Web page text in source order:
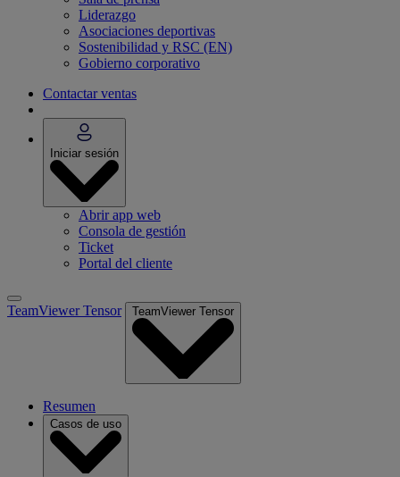
Liderazgo
Asociaciones deportivas
Sostenibilidad y RSC (EN)
Gobierno corporativo
Contactar ventas
Iniciar sesión
Abrir app web
Consola de gestión
Ticket
Portal del cliente
TeamViewer Tensor TeamViewer Tensor
Resumen
Casos de uso